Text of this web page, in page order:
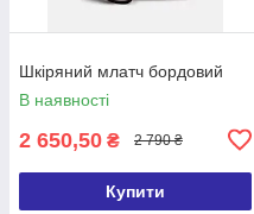
Шкіряний млатч бордовий
В наявності
2 650,50 ₴ 2 790 ₴
Купити